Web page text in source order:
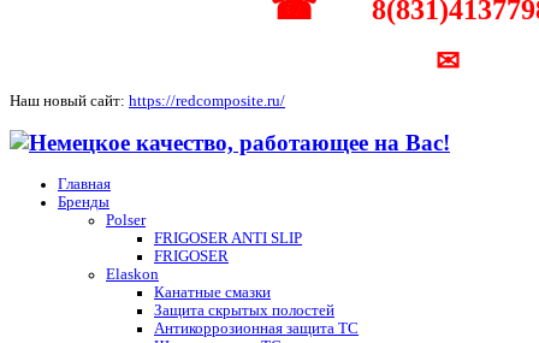
✉
Наш новый сайт: https://redcomposite.ru/
Главная
Бренды
Polser
FRIGOSER ANTI SLIP
FRIGOSER
Elaskon
Канатные смазки
Защита скрытых полостей
Антикоррозионная защита ТС